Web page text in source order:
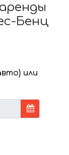
Бенц
или